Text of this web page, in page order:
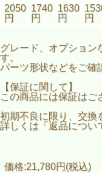
2050
円
1740
円
1630
円
円
グレード、オプション
す。
パーツ形状などをご確
【保証に関して】
この商品には保証はご
初期不良に限り、交換
詳しくは「返品につい
価格:21,780円(税込)